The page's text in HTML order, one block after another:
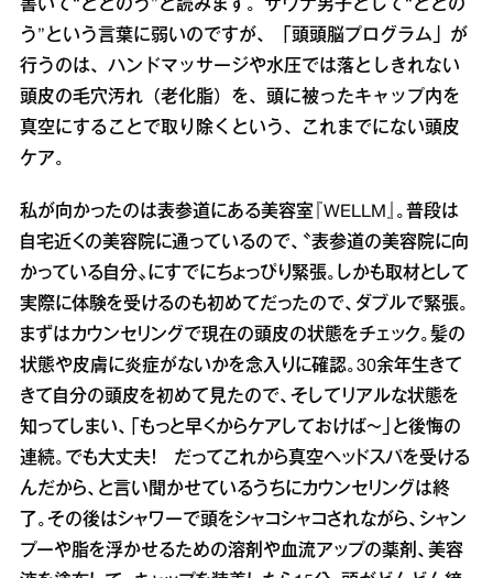
書いて“ととのう”と読みます。サウナ男子として“ととの
う”という言葉に弱いのですが、「頭頭脳プログラム」が
行うのは、ハンドマッサージや水圧では落としきれない
頭皮の毛穴汚れ（老化脂）を、頭に被ったキャップ内を
真空にすることで取り除くという、これまでにない頭皮
ケア。
私が向かったのは表参道にある美容室『WELLM』。普段は
自宅近くの美容院に通っているので、〝表参道の美容院に向
かっている自分〟にすでにちょっぴり緊張。しかも取材として
実際に体験を受けるのも初めてだったので、ダブルで緊張。
まずはカウンセリングで現在の頭皮の状態をチェック。髪の
状態や皮膚に炎症がないかを念入りに確認。30余年生きて
きて自分の頭皮を初めて見たので、そしてリアルな状態を
知ってしまい、「もっと早くからケアしておけば〜」と後悔の
連続。でも大丈夫！ だってこれから真空ヘッドスパを受ける
んだから、と言い聞かせているうちにカウンセリングは終
了。その後はシャワーで頭をシャコシャコされながら、シャン
プーや脂を浮かせるための溶剤や血流アップの薬剤、美容